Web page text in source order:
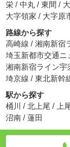
栄 / 中丸 / 東間 /
大字領家 / 大字原
路線から探す
高崎線 / 湘南新宿
埼玉新都市交通ニ
湘南新宿ライン宇
埼京線 / 東北新幹
駅から探す
桶川
/ 北上尾 / 上
沼南 / 蓮田